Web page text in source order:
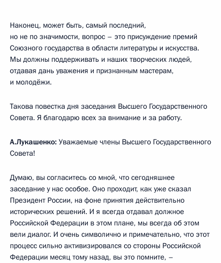
Наконец, может быть, самый последний,
но не по значимости, вопрос – это присуждение премий
Союзного государства в области литературы и искусства.
Мы должны поддерживать и наших творческих людей,
отдавая дань уважения и признанным мастерам,
и молодёжи.
Такова повестка дня заседания Высшего Государственного
Совета. Я благодарю всех за внимание и за работу.
А.Лукашенко: Уважаемые члены Высшего Государственного
Совета!
Думаю, вы согласитесь со мной, что сегодняшнее
заседание у нас особое. Оно проходит, как уже сказал
Президент России, на фоне принятия действительно
исторических решений. И я всегда отдавал должное
Российской Федерации в этом плане, мы всегда об этом
вели диалог. И очень символично и примечательно, что этот
процесс сильно активизировался со стороны Российской
Федерации месяц тому назад, вы это помните, –